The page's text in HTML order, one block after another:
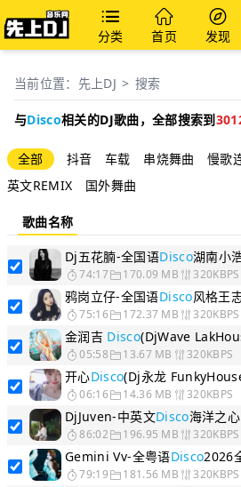
分类 首页 发现
当前位置： 先上DJ > 搜索
与Disco相关的DJ歌曲， 全部搜索到
全部 抖音 车载 串烧舞曲 慢歌
英文REMIX
国外舞曲
歌曲名称
Dj五花腩-全国语Disco湖南小浩专
74:17 170.09 MB 320KBPS
鸦岗立仔-全国语Disco风格王志
75:16 172.37 MB 320KBPS
金润吉 Disco(DjWave
05:58 13.67 MB 320KBPS
开心Disco(Dj永龙
06:16 14.36 MB 320KBPS
DjJuven-中英文Disco海洋之心
86:02 196.95 MB 320KBPS
Gemini Vv-全粤语Disco2026全
79:19 181.56 MB 320KBPS